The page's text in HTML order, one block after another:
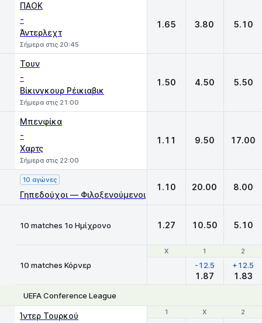
ΠΑΟΚ
-
Άντερλεχτ
Σήμερα στις 20:45
1.65 3.80 5.10
Τουν
-
Βίκινγκουρ Ρέικιαβικ
Σήμερα στις 21:00
1.50 4.50 5.50
Μπενφίκα
-
Χαρτς
Σήμερα στις 22:00
1.11 9.50 17.00
10 αγώνες
Γηπεδούχοι — Φιλοξενούμενοι
1.10 20.00 8.00
10 matches 1ο Ημίχρονο 1.27 10.50 5.10
Χ 1 2
10 matches Κόρνερ
Χ 1 2
-12.5
1.87
+12.5
1.83
UEFA Conference League
1 X 2
Ίντερ Τουρκού 1 X 2